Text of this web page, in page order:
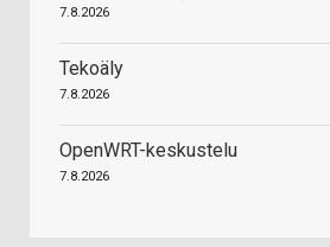
7.8.2026
Tekoäly
7.8.2026
OpenWRT-keskustelu
7.8.2026